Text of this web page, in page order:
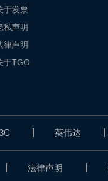
于发票
私声明
律声明
于TGO
英伟达
法律声明